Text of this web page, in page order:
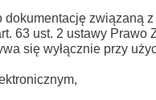
dokumentację związaną
63 ust. 2 ustawy
się wyłącznie przy